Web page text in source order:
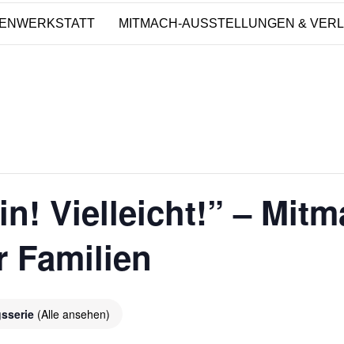
MITMACH-AUSSTELLUNGEN &
Vielleicht!” –
Familien
(Alle ansehen)